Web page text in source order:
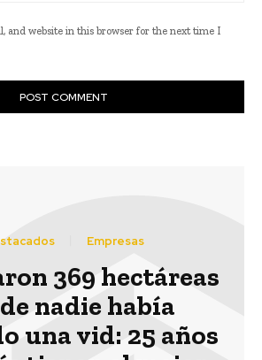
and website in this browser for the next time I